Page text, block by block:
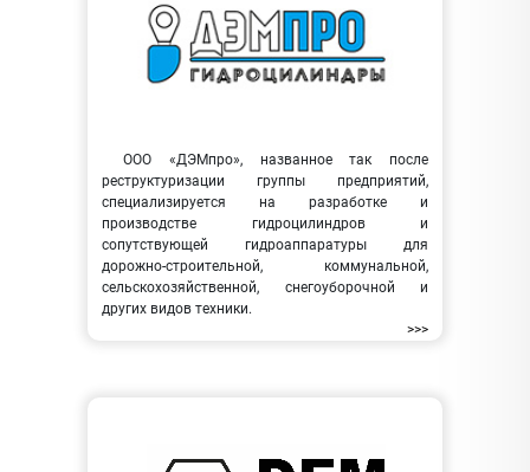
ООО «ДЭМпро», названное так после
реструктуризации группы предприятий,
специализируется на разработке и
производстве гидроцилиндров и
сопутствующей гидроаппаратуры для
дорожно-строительной, коммунальной,
сельскохозяйственной, снегоуборочной и
других видов техники.
>>>